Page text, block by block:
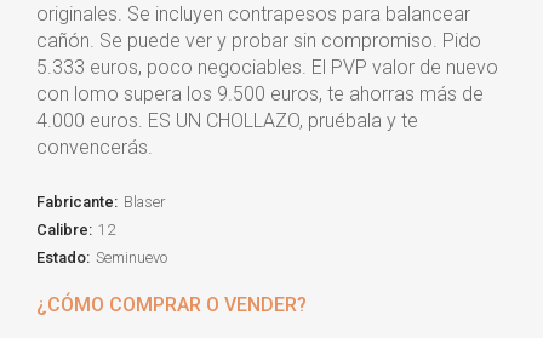
originales. Se incluyen contrapesos para balancear
cañón. Se puede ver y probar sin compromiso. Pido
5.333 euros, poco negociables. El PVP valor de nuevo
con lomo supera los 9.500 euros, te ahorras más de
4.000 euros. ES UN CHOLLAZO, pruébala y te
convencerás.
Fabricante: Blaser
Calibre: 12
Estado: Seminuevo
¿CÓMO COMPRAR O VENDER?